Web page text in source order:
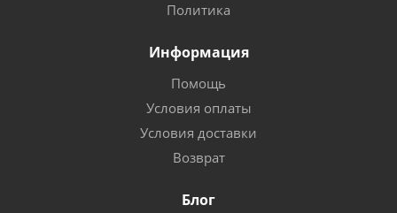
Политика
Информация
Помощь
Условия оплаты
Условия доставки
Возврат
Блог